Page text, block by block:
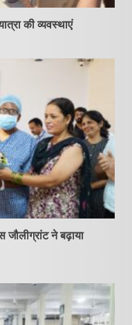
की व्यवस्थाएं
ने बढ़ाया